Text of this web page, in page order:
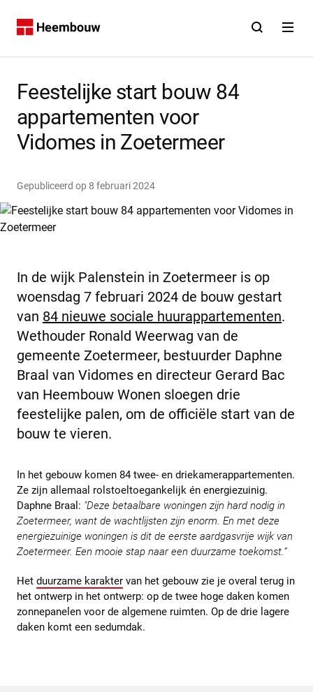
Home Open Open
Contact
Feestelijke start bouw 84
appartementen voor
Vidomes in Zoetermeer
Gepubliceerd op 8 februari 2024
In de wijk Palenstein in Zoetermeer is op
woensdag 7 februari 2024 de bouw gestart
van 84 nieuwe sociale huurappartementen.
Wethouder Ronald Weerwag van de
gemeente Zoetermeer, bestuurder Daphne
Braal van Vidomes en directeur Gerard Bac
van Heembouw Wonen sloegen drie
feestelijke palen, om de officiële start van de
bouw te vieren.
In het gebouw komen 84 twee- en driekamerappartementen.
Ze zijn allemaal rolstoeltoegankelijk én energiezuinig.
Daphne Braal: "Deze betaalbare woningen zijn hard nodig in
Zoetermeer, want de wachtlijsten zijn enorm. En met deze
energiezuinige woningen is dit de eerste aardgasvrije wijk van
Zoetermeer. Een mooie stap naar een duurzame toekomst.”
Het duurzame karakter van het gebouw zie je overal terug in
het ontwerp in het ontwerp: op de twee hoge daken komen
zonnepanelen voor de algemene ruimten. Op de drie lagere
daken komt een sedumdak.